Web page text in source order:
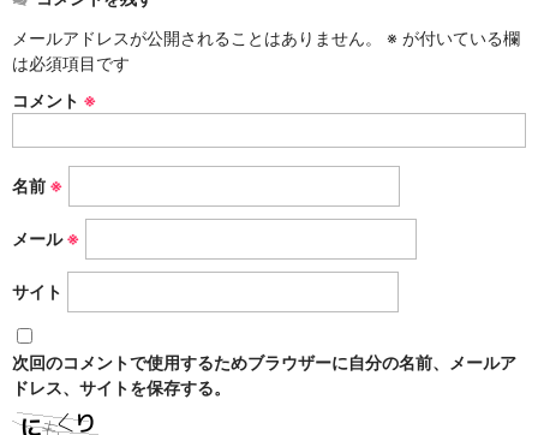
デルフト伊万里シリーズ
DELFT IMARI
FUGA
いちごシリーズ
STRAWBERRY
錆ネズシリーズ
花びらシリーズ
PETAL
メールアドレスが公開されることはありません。
※ が付いている欄
は必須項目です
コメント ※
名前 ※
メール※
サイト
次回のコメントで使用するためブラウザーに自分の名前、メールア
ドレス、サイトを保存する。